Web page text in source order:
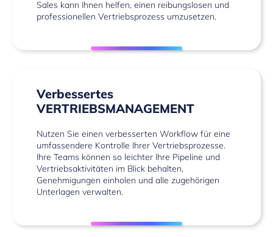
Sales kann Ihnen helfen, einen reibungslosen und
professionellen Vertriebsprozess umzusetzen.
Verbessertes
VERTRIEBSMANAGEMENT
Nutzen Sie einen verbesserten Workflow für eine
umfassendere Kontrolle Ihrer Vertriebsprozesse.
Ihre Teams können so leichter Ihre Pipeline und
Vertriebsaktivitäten im Blick behalten,
Genehmigungen einholen und alle zugehörigen
Unterlagen verwalten.